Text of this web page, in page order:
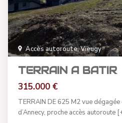
Accès autoroute,Vieugy
TERRAIN A BATIR
315.000 €
TERRAIN DE 625 M2 vue
d’Annecy, proche accès autoroute